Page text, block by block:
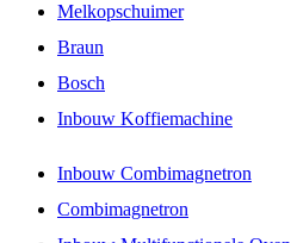
Melkopschuimer
Braun
Bosch
Inbouw Koffiemachine
Inbouw Combimagnetron
Combimagnetron